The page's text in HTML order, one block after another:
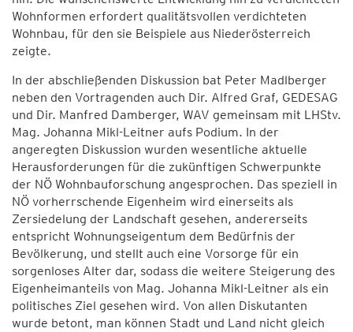
Wohnformen erfordert qualitätsvollen verdichteten
Wohnbau, für den sie Beispiele aus Niederösterreich
zeigte.
In der abschließenden Diskussion bat Peter Madlberger
neben den Vortragenden auch Dir. Alfred Graf, GEDESAG
und Dir. Manfred Damberger, WAV gemeinsam mit LHStv.
Mag. Johanna Mikl-Leitner aufs Podium. In der
angeregten Diskussion wurden wesentliche aktuelle
Herausforderungen für die zukünftigen Schwerpunkte
der NÖ Wohnbauforschung angesprochen. Das speziell in
NÖ vorherrschende Eigenheim wird einerseits als
Zersiedelung der Landschaft gesehen, andererseits
entspricht Wohnungseigentum dem Bedürfnis der
Bevölkerung, und stellt auch eine Vorsorge für ein
sorgenloses Alter dar, sodass die weitere Steigerung des
Eigenheimanteils von Mag. Johanna Mikl-Leitner als ein
politisches Ziel gesehen wird. Von allen Diskutanten
wurde betont, man können Stadt und Land nicht gleich